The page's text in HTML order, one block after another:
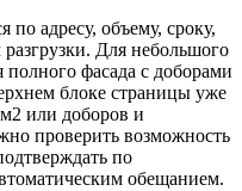
по адресу, объему, сроку,
Для небольшого
полного фасада с доборами
блоке страницы уже
или доборов и
проверить возможность
по
обещанием.